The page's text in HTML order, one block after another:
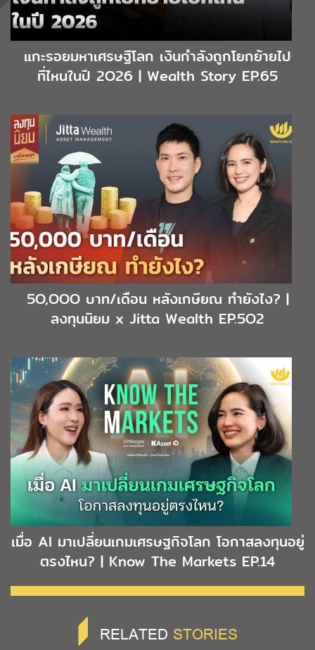
แกะรอยมหาเศรษฐีโลก เงินกำลังถูกโยกย้ายไป
ที่ไหนในปี 2O26 | Wealth Story EP.65
5O,OOO บาท/เดือน หลังเกษียณ ทำยังไง? |
ลงทุนนิยม x Jitta Wealth EP.5O2
เมื่อ AI มาเปลี่ยนเกมเศรษฐกิจโลก โอกาสลงทุนอยู่
ตรงไหน? | Know The Markets EP.14
RELATED STORIES